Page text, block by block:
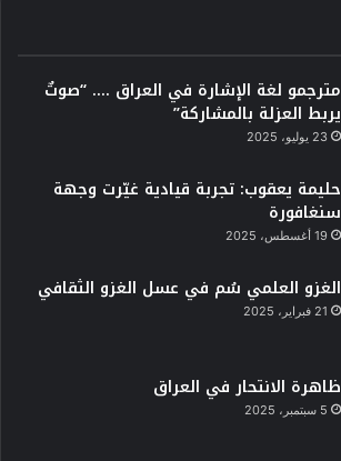
مترجمو لغة الإشارة في العراق …. “صوتٌ
يربط العزلة بالمشاركة”
23 يوليو، 2025
حليمة يعقوب: تجربة قيادية غيّرت وجهة
سنغافورة
19 أغسطس، 2025
الغزو العلمي سُم في عسل الغزو الثقافي
21 فبراير، 2025
ظاهرة الانتحار في العراق
5 سبتمبر، 2025